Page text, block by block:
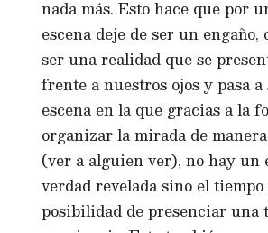
nada más. Esto hace que por
escena deje de ser un engaño,
ser una realidad que se
frente a nuestros ojos y pasa
escena en la que gracias a la
organizar la mirada de
(ver a alguien ver), no hay un
verdad revelada sino el
posibilidad de presenciar una